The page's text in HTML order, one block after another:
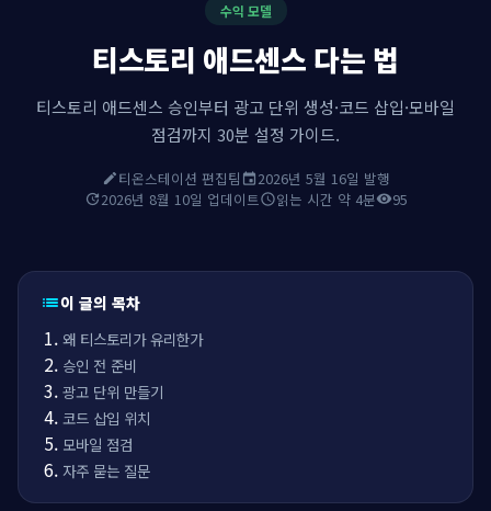
수익 모델
티스토리 애드센스 다는 법
티스토리 애드센스 승인부터 광고 단위 생성·코드 삽입·모바일
점검까지 30분 설정 가이드.
edit 티온스테이션 편집팀 event 2026년 5월 16일 발행
update 2026년 8월 10일 업데이트schedule읽는 시간 약 4분visibility95
list이 글의 목차
왜 티스토리가 유리한가
승인 전 준비
광고 단위 만들기
코드 삽입 위치
모바일 점검
자주 묻는 질문